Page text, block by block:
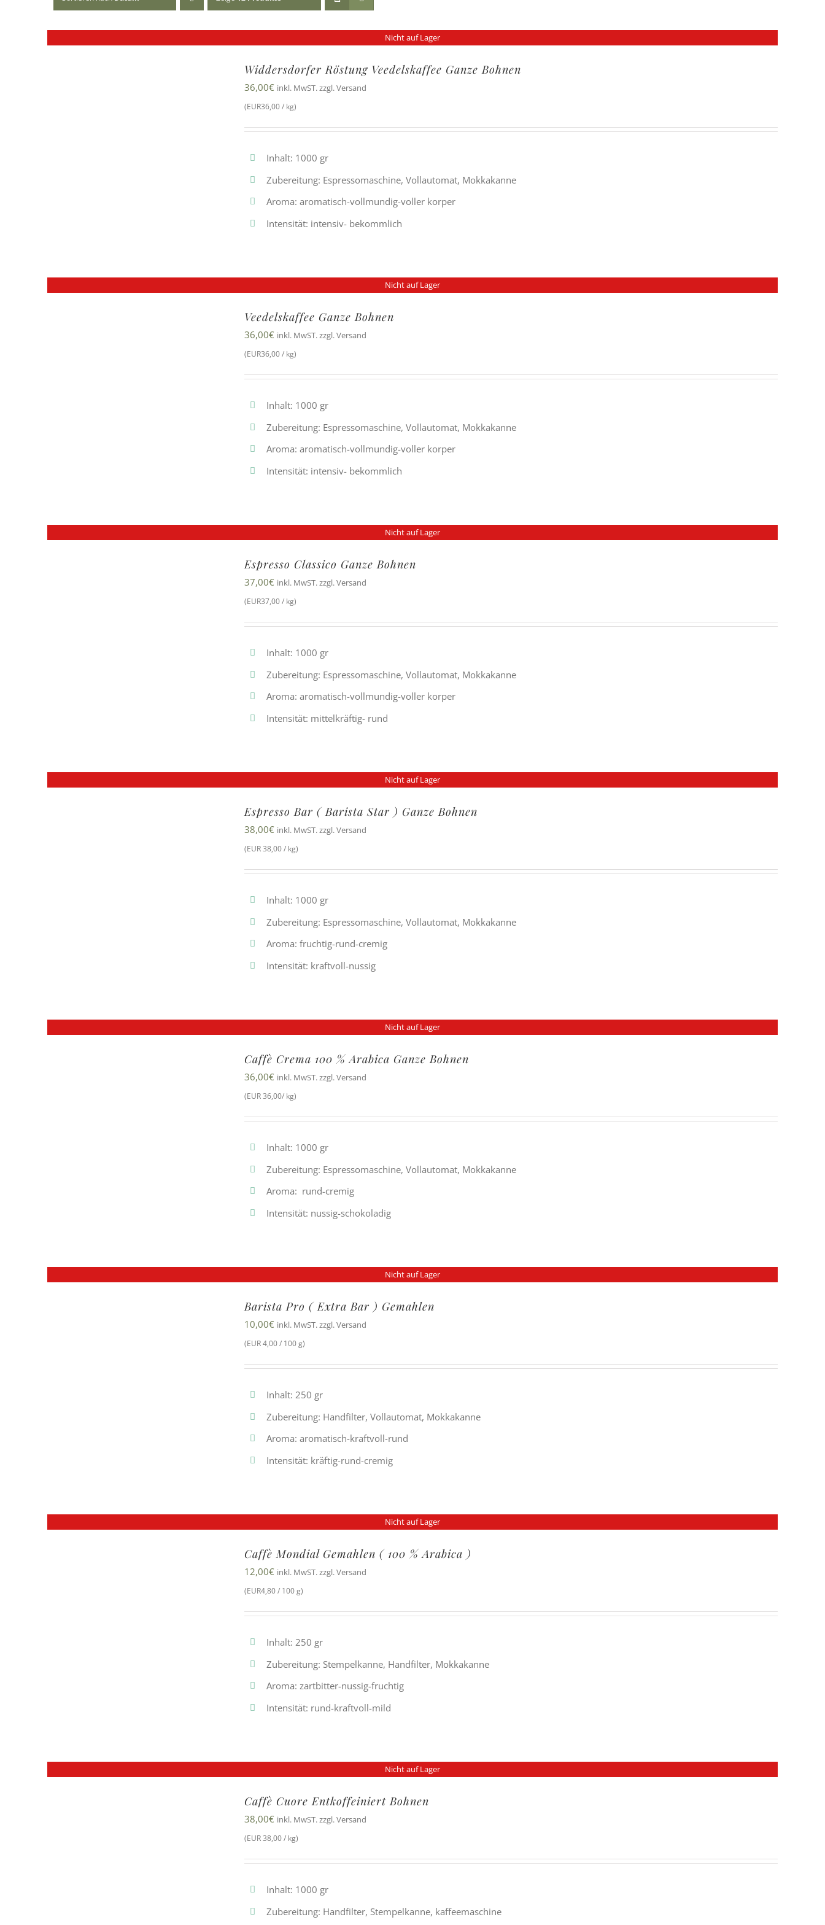
Nicht auf Lager
Widdersdorfer Röstung Veedelskaffee Ganze Bohnen
36,00€ inkl. MwST. zzgl. Versand
(EUR36,00 / kg)
Inhalt: 1000 gr
Zubereitung: Espressomaschine, Vollautomat, Mokkakanne
Aroma: aromatisch-vollmundig-voller korper
Intensität: intensiv- bekommlich
Nicht auf Lager
Veedelskaffee Ganze Bohnen
36,00€ inkl. MwST. zzgl. Versand
(EUR36,00 / kg)
Inhalt: 1000 gr
Zubereitung: Espressomaschine, Vollautomat, Mokkakanne
Aroma: aromatisch-vollmundig-voller korper
Intensität: intensiv- bekommlich
Nicht auf Lager
Espresso Classico Ganze Bohnen
37,00€ inkl. MwST. zzgl. Versand
(EUR37,00 / kg)
Inhalt: 1000 gr
Zubereitung: Espressomaschine, Vollautomat, Mokkakanne
Aroma: aromatisch-vollmundig-voller korper
Intensität: mittelkräftig- rund
Nicht auf Lager
Espresso Bar ( Barista Star ) Ganze Bohnen
38,00€ inkl. MwST. zzgl. Versand
(EUR 38,00 / kg)
Inhalt: 1000 gr
Zubereitung: Espressomaschine, Vollautomat, Mokkakanne
Aroma: fruchtig-rund-cremig
Intensität: kraftvoll-nussig
Nicht auf Lager
Caffè Crema 100 % Arabica Ganze Bohnen
36,00€ inkl. MwST. zzgl. Versand
(EUR 36,00/ kg)
Inhalt: 1000 gr
Zubereitung: Espressomaschine, Vollautomat, Mokkakanne
Aroma: rund-cremig
Intensität: nussig-schokoladig
Nicht auf Lager
Barista Pro ( Extra Bar ) Gemahlen
10,00€ inkl. MwST. zzgl. Versand
(EUR 4,00 / 100 g)
Inhalt: 250 gr
Zubereitung: Handfilter, Vollautomat, Mokkakanne
Aroma: aromatisch-kraftvoll-rund
Intensität: kräftig-rund-cremig
Nicht auf Lager
Caffè Mondial Gemahlen ( 100 % Arabica )
12,00€ inkl. MwST. zzgl. Versand
(EUR4,80 / 100 g)
Inhalt: 250 gr
Zubereitung: Stempelkanne, Handfilter, Mokkakanne
Aroma: zartbitter-nussig-fruchtig
Intensität: rund-kraftvoll-mild
Nicht auf Lager
Caffè Cuore Entkoffeiniert Bohnen
38,00€ inkl. MwST. zzgl. Versand
(EUR 38,00 / kg)
Inhalt: 1000 gr
Zubereitung: Handfilter, Stempelkanne, kaffeemaschine